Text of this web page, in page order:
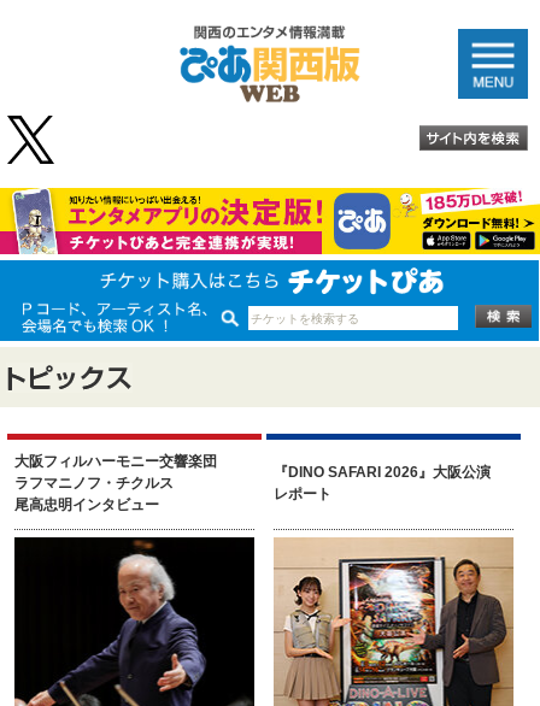
大阪フィルハーモニー交響楽団
ラフマニノフ・チクルス
尾高忠明インタビュー
『DINO SAFARI 2026』大阪公演
レポート